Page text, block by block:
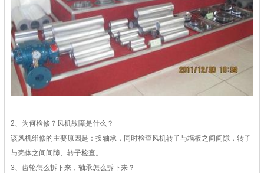
2、为何检修？风机故障是什么？
该风机维修的主要原因是：换轴承，同时检查风机转子与墙板之间间隙，转子
与壳体之间间隙、转子检查。
3、齿轮怎么拆下来，轴承怎么拆下来？